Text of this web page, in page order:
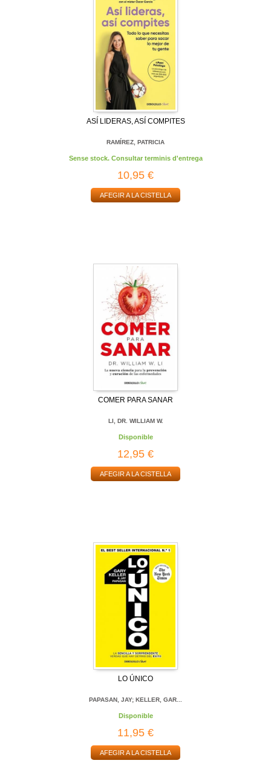
ASÍ LIDERAS, ASÍ COMPITES
RAMÍREZ, PATRICIA
Sense stock. Consultar terminis d'entrega
10,95 €
AFEGIR A LA CISTELLA
COMER PARA SANAR
LI, DR. WILLIAM W.
Disponible
12,95 €
AFEGIR A LA CISTELLA
LO ÚNICO
PAPASAN, JAY; KELLER, GAR...
Disponible
11,95 €
AFEGIR A LA CISTELLA